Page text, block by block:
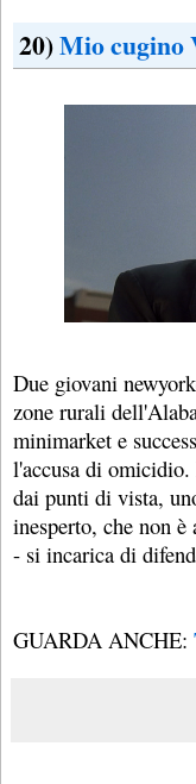
20)Mio cugino
Due giovani
zone rurali
minimarket e
l'accusa di
dai punti di vista,
inesperto, che non
- si incarica di
GUARDA ANCHE: